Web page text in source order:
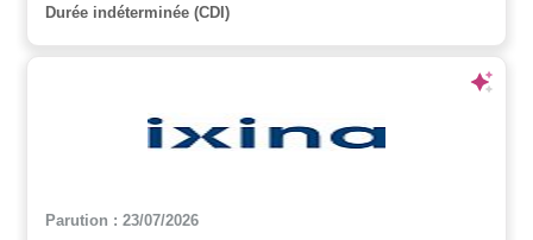
Durée indéterminée (CDI)
Parution : 23/07/2026